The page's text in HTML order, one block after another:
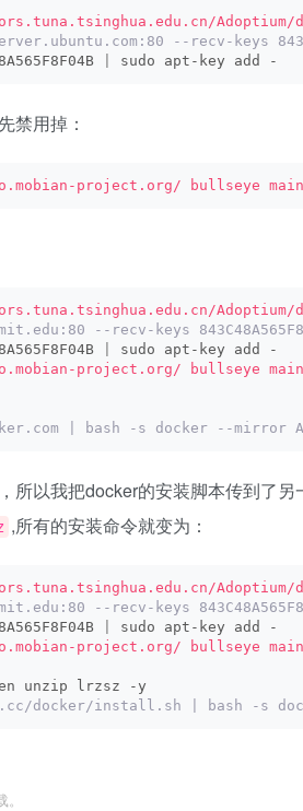
Adoptium/
--recv-keys
sudo apt-key add -
禁用掉：
project.org/ bullseye
Adoptium/
--recv-keys
sudo apt-key add -
project.org/ bullseye
| bash -s docker --mirror
所以我把docker的安装脚本传到了
,所有的安装命令就变为：
Adoptium/
--recv-keys
sudo apt-key add -
project.org/ bullseye
unzip lrzsz -y
docker/install.sh | bash -s